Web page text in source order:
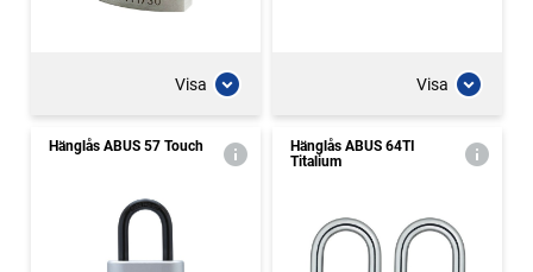
Visa Visa
Hänglås ABUS 57 Touch
Hänglås ABUS 64TI
Titalium